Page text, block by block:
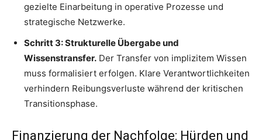
gezielte Einarbeitung in operative Prozesse und
strategische Netzwerke.
Schritt 3: Strukturelle Übergabe und
Wissenstransfer. Der Transfer von implizitem Wissen
muss formalisiert erfolgen. Klare Verantwortlichkeiten
verhindern Reibungsverluste während der kritischen
Transitionsphase.
Finanzierung der Nachfolge: Hürden und